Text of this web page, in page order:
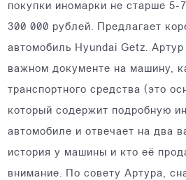
покупки иномарки не старше 5-
300 000 рублей. Предлагает
автомобиль Hyundai Getz.
важном документе на машину,
транспортного средства (это
который содержит подробную
автомобиле и отвечает на два
история у машины и кто её
внимание. По совету Артура,